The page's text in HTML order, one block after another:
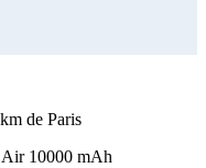
de Paris
10000 mAh